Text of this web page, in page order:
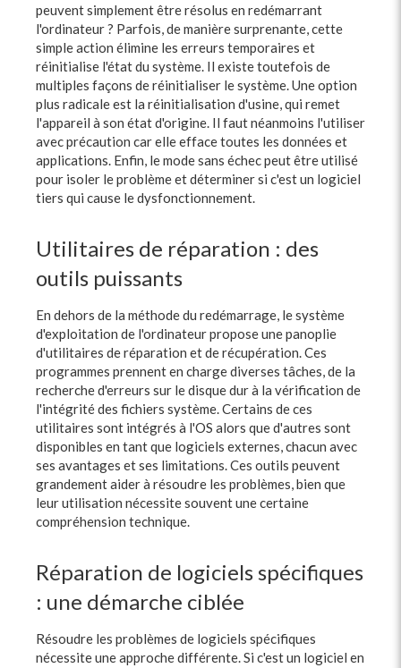
peuvent simplement être résolus en redémarrant
l'ordinateur ? Parfois, de manière surprenante, cette
simple action élimine les erreurs temporaires et
réinitialise l'état du système. Il existe toutefois de
multiples façons de réinitialiser le système. Une option
plus radicale est la réinitialisation d'usine, qui remet
l'appareil à son état d'origine. Il faut néanmoins l'utiliser
avec précaution car elle efface toutes les données et
applications. Enfin, le mode sans échec peut être utilisé
pour isoler le problème et déterminer si c'est un logiciel
tiers qui cause le dysfonctionnement.
Utilitaires de réparation : des
outils puissants
En dehors de la méthode du redémarrage, le système
d'exploitation de l'ordinateur propose une panoplie
d'utilitaires de réparation et de récupération. Ces
programmes prennent en charge diverses tâches, de la
recherche d'erreurs sur le disque dur à la vérification de
l'intégrité des fichiers système. Certains de ces
utilitaires sont intégrés à l'OS alors que d'autres sont
disponibles en tant que logiciels externes, chacun avec
ses avantages et ses limitations. Ces outils peuvent
grandement aider à résoudre les problèmes, bien que
leur utilisation nécessite souvent une certaine
compréhension technique.
Réparation de logiciels spécifiques
: une démarche ciblée
Résoudre les problèmes de logiciels spécifiques
nécessite une approche différente. Si c'est un logiciel en